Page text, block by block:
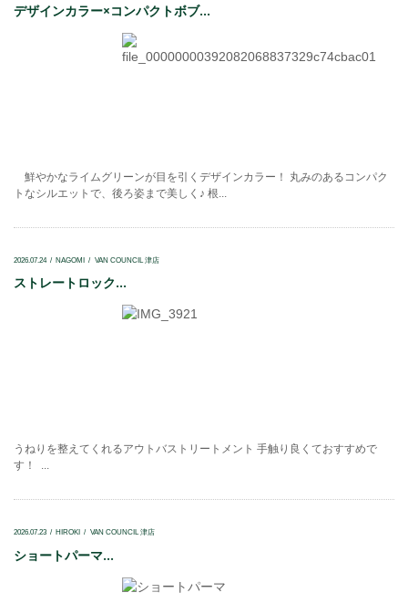
デザインカラー×コンパクトボブ...
鮮やかなライムグリーンが目を引くデザインカラー！ 丸みのあるコンパク
トなシルエットで、後ろ姿まで美しく♪ 根...
2026.07.24 NAGOMI VAN COUNCIL 津店
ストレートロック...
うねりを整えてくれるアウトバストリートメント 手触り良くておすすめで
す！ ...
2026.07.23 HIROKI VAN COUNCIL 津店
ショートパーマ...